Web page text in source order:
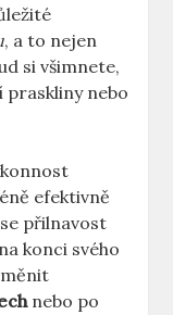
, a to ​nejen
si všimnete,
nebo
efektivně
přilnavost​
konci‍ svého
nebo po